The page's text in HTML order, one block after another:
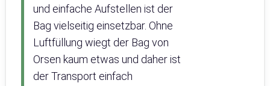
und einfache Aufstellen ist der
Bag vielseitig einsetzbar. Ohne
Luftfüllung wiegt der Bag von
Orsen kaum etwas und daher ist
der Transport einfach